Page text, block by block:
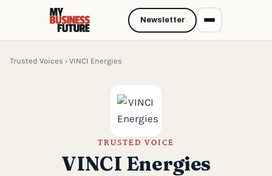
Trusted Voices › VINCI Energies
TRUSTED VOICE
VINCI Energies
Newsletter